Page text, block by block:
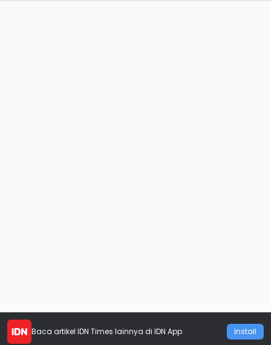
Baca artikel IDN Times lainnya di IDN App Install